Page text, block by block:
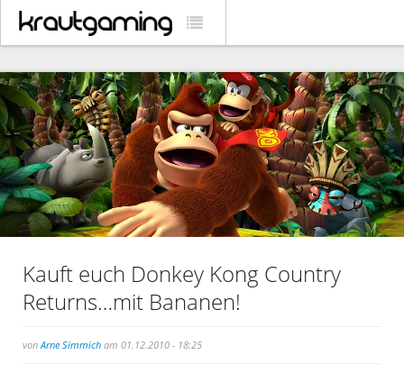
Kauft euch Donkey Kong Country
Returns…mit Bananen!
von Arne Simmich am 01.12.2010 - 18:25